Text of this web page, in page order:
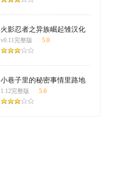
火影忍者之异族崛起雏汉化
版
v0.11完整版 5.0
小巷子里的秘密事情里路地
事情全结局
1.12完整版 5.0